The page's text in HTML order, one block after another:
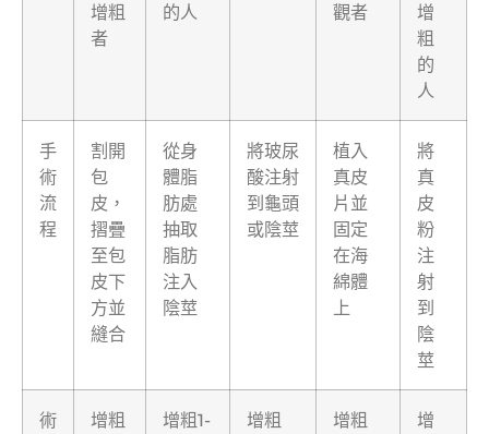
增粗
者
的人 觀者
增
粗
的
人
手
術
流
程
割開
包
皮，
摺疊
至包
皮下
方並
縫合
從身
體脂
肪處
抽取
脂肪
注入
陰莖
將玻尿
酸注射
到龜頭
或陰莖
植入
真皮
片並
固定
在海
綿體
上
將
真
皮
粉
注
射
到
陰
莖
術
增粗
增粗1-
增粗
增粗
增